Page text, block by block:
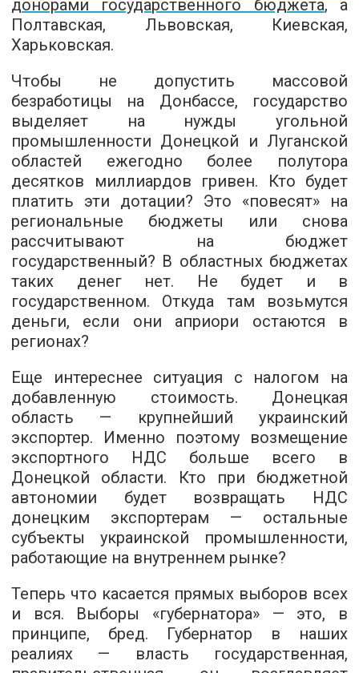
донорами государственного бюджета, а
Полтавская, Львовская, Киевская,
Харьковская.
Чтобы не допустить массовой
безработицы на Донбассе, государство
выделяет на нужды угольной
промышленности Донецкой и Луганской
областей ежегодно более полутора
десятков миллиардов гривен. Кто будет
платить эти дотации? Это «повесят» на
региональные бюджеты или снова
рассчитывают на бюджет
государственный? В областных бюджетах
таких денег нет. Не будет и в
государственном. Откуда там возьмутся
деньги, если они априори остаются в
регионах?
Еще интереснее ситуация с налогом на
добавленную стоимость. Донецкая
область — крупнейший украинский
экспортер. Именно поэтому возмещение
экспортного НДС больше всего в
Донецкой области. Кто при бюджетной
автономии будет возвращать НДС
донецким экспортерам — остальные
субъекты украинской промышленности,
работающие на внутреннем рынке?
Теперь что касается прямых выборов всех
и вся. Выборы «губернатора» — это, в
принципе, бред. Губернатор в наших
реалиях — власть государственная,